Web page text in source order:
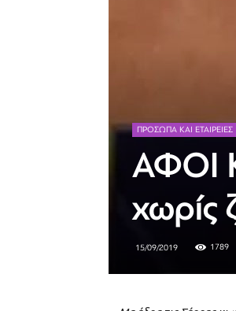
ΠΡΟΣΩΠΑ ΚΑΙ ΕΤΑΙΡΕΙΕΣ
ΑΦΟΙ
χωρίς
15/09/2019 1789